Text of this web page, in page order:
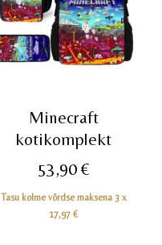
Minecraft
kotikomplekt
53,90 €
Tasu kolme võrdse maksena 3 x
17,97€